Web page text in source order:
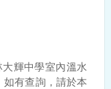
輝中學室內溫水
有查詢，請於本